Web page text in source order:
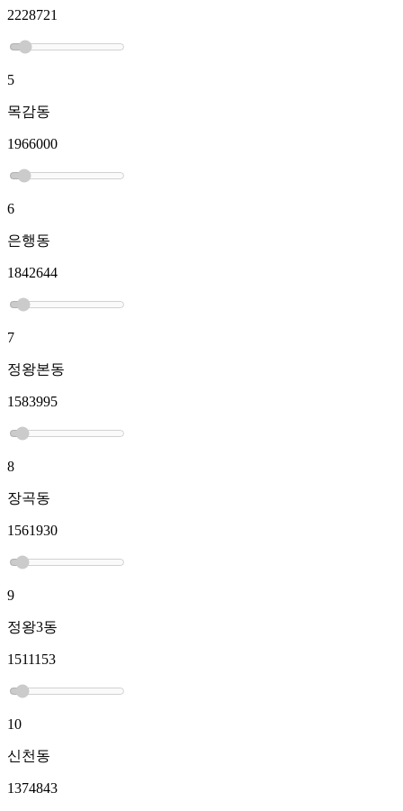
2228721
5
목감동
1966000
6
은행동
1842644
7
정왕본동
1583995
8
장곡동
1561930
9
정왕3동
1511153
10
신천동
1374843